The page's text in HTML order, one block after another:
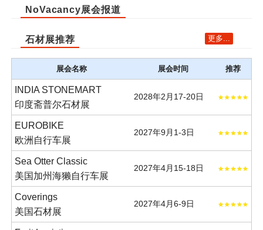
NoVacancy展会报道
石材展推荐 更多...
展会名称 展会时间 推荐
INDIA STONEMART
印度斋普尔石材展
2028年2月17-20日
EUROBIKE
欧洲自行车展
2027年9月1-3日
Sea Otter Classic
美国加州海獭自行车展
2027年4月15-18日
Coverings
美国石材展
2027年4月6-9日